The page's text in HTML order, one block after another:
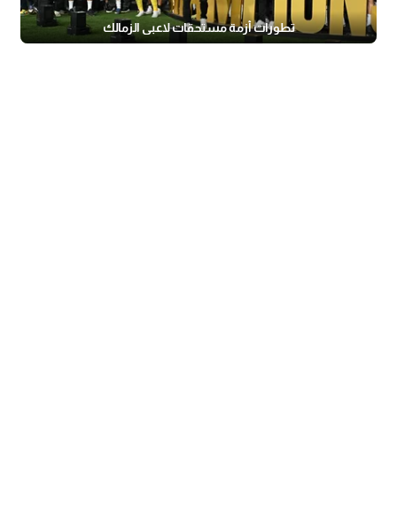
تطورات أزمة مستحقات لاعبي الزمالك